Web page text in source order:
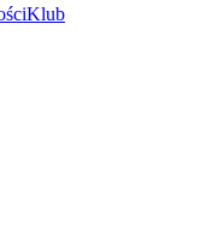
Klub